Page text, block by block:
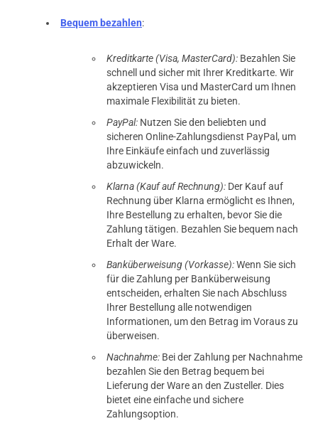
Bequem bezahlen:
Kreditkarte (Visa, MasterCard): Bezahlen Sie
schnell und sicher mit Ihrer Kreditkarte. Wir
akzeptieren Visa und MasterCard um Ihnen
maximale Flexibilität zu bieten.
PayPal: Nutzen Sie den beliebten und
sicheren Online-Zahlungsdienst PayPal, um
Ihre Einkäufe einfach und zuverlässig
abzuwickeln.
Klarna (Kauf auf Rechnung): Der Kauf auf
Rechnung über Klarna ermöglicht es Ihnen,
Ihre Bestellung zu erhalten, bevor Sie die
Zahlung tätigen. Bezahlen Sie bequem nach
Erhalt der Ware.
Banküberweisung (Vorkasse):Wenn Sie sich
für die Zahlung per Banküberweisung
entscheiden, erhalten Sie nach Abschluss
Ihrer Bestellung alle notwendigen
Informationen, um den Betrag im Voraus zu
überweisen.
Nachnahme: Bei der Zahlung per Nachnahme
bezahlen Sie den Betrag bequem bei
Lieferung der Ware an den Zusteller. Dies
bietet eine einfache und sichere
Zahlungsoption.